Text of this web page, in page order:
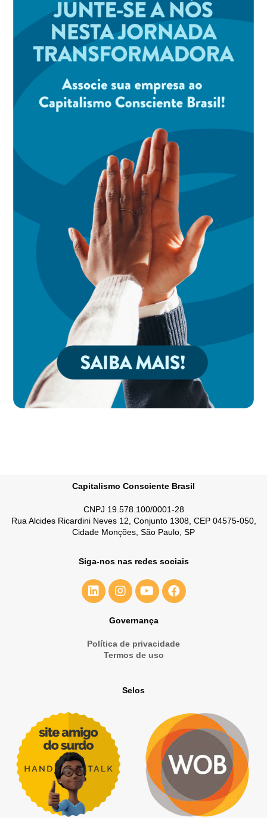
Capitalismo Consciente Brasil
CNPJ 19.578.100/0001-28
Rua Alcides Ricardini Neves 12, Conjunto 1308, CEP 04575-050,
Cidade Monções, São Paulo, SP
Siga-nos nas redes sociais
Governança
Política de privacidade
Termos de uso
Selos